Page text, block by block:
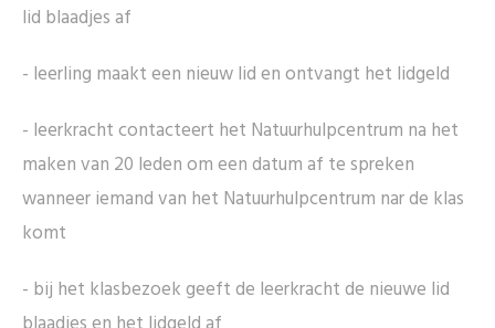
lid blaadjes af
- leerling maakt een nieuw lid en ontvangt het lidgeld
- leerkracht contacteert het Natuurhulpcentrum na het
maken van 20 leden om een datum af te spreken
wanneer iemand van het Natuurhulpcentrum nar de klas
komt
- bij het klasbezoek geeft de leerkracht de nieuwe lid